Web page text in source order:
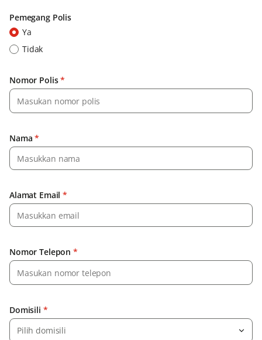
Pemegang Polis
Ya
Tidak
Nomor Polis*
Nama *
Alamat Email *
Nomor Telepon *
Domisili *
Pilih domisili